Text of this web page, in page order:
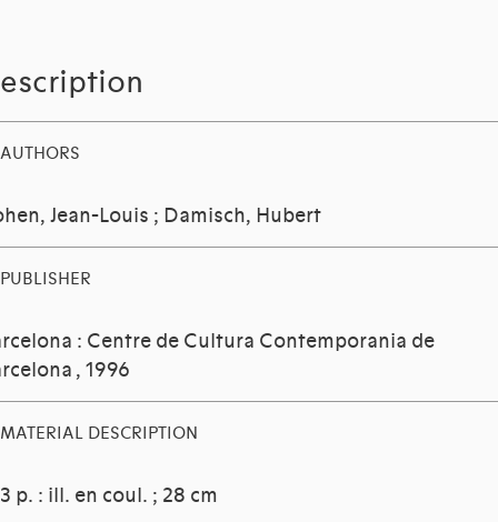
AUTHORS
Jean-Louis ; Damisch, Hubert
PUBLISHER
: Centre de Cultura Contemporania de
, 1996
MATERIAL DESCRIPTION
p. : ill. en coul. ; 28 cm